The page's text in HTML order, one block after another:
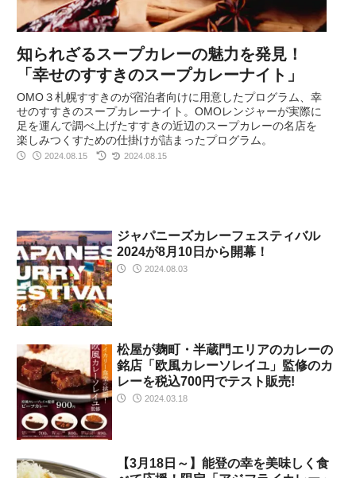
知られざるスープカレーの魅力を発見！
「幸せのすすきのスープカレーナイト」
OMO３札幌すすきのが宿泊者向けに用意したプログラム、幸
せのすすきのスープカレーナイト。OMOレンジャーが実際に
足を運んで調べ上げたすすきの近辺のスープカレーの名店を
楽しみつくすための仕掛けが詰まったプログラム。
2024.08.15 2024.08.15
ジャパニーズカレーフェスティバル
2024が8月10日から開幕！
2024.08.03
松屋が麹町・半蔵門エリアのカレーの
銘店「欧風カレーソレイユ」監修のカ
レーを税込700円でテスト販売!
2024.03.18
【3月18日～】能登の幸を美味しく食